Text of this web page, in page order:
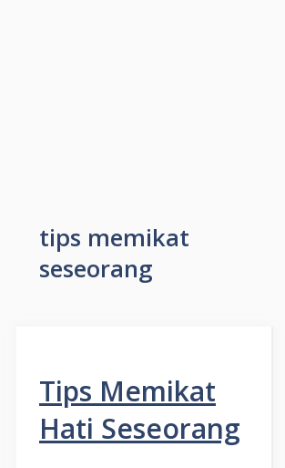
tips memikat
seseorang
Tips Memikat
Hati Seseorang